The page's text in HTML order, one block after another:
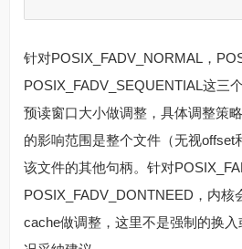
针对POSIX_FADV_NORMAL，
POSIX_FADV_SEQUENTIAL这三
预读窗口大小做调整，具体调整策
的影响范围是整个文件（无视offset
该文件的其他句柄。针对
POSIX_FADV_DONTNEED，内核
cache做调整，这里不是强制的换